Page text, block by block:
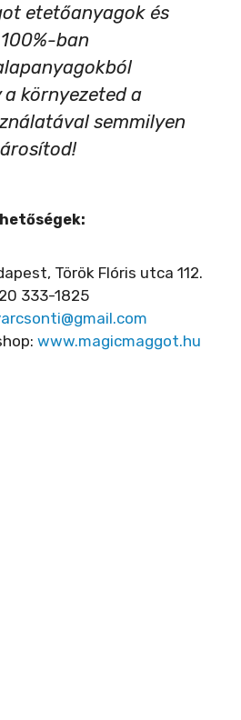
etetőanyagok és
ban
a környezeted a
semmilyen
Török Flóris utca 112.
333-1825
www.magicmaggot.hu